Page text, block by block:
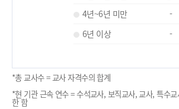
4년~6년 미만
-
6년 이상
-
*총 교사수 = 교사 자격수의 합계
*현 기관 근속 연수 = 수석교사, 보직교사, 교사, 특수
한 함